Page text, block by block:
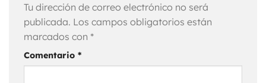
Tu dirección de correo electrónico no será
publicada. Los campos obligatorios están
marcados con *
Comentario *